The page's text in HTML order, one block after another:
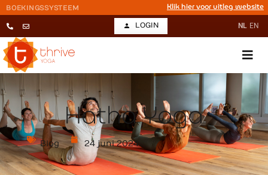
BOEKINGSSYSTEEM Klik hier voor uitleg website
LOGIN NL EN
Hatha Yoga
Blog 24 juni 2024